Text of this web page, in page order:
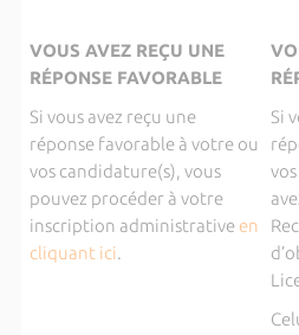
VOUS AVEZ REÇU UNE
RÉPONSE FAVORABLE
Si vous avez reçu une
réponse favorable à votre ou
vos candidature(s), vous
pouvez procéder à votre
inscription administrative en
cliquant ici.
Si